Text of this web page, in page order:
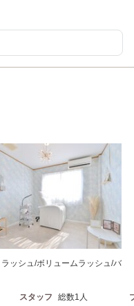
ッシュ/ボリュームラッシュ/バ
スタッフ 総数1人